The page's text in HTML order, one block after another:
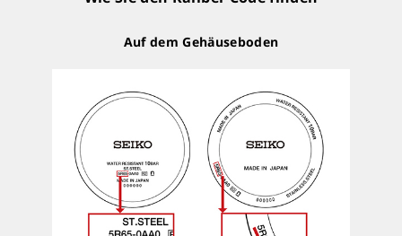
Auf dem Gehäuseboden